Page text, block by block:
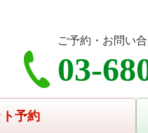
ご予約・お問い
03-
予約